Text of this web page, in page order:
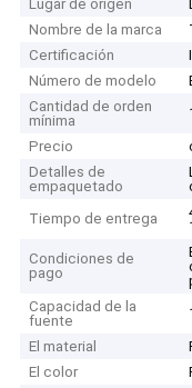
Lugar de origen
Nombre de la marca
Certificación
Número de modelo
Cantidad de orden
mínima
Precio
Detalles de
empaquetado
Tiempo de entrega
Condiciones de
pago
Capacidad de la
fuente
El material
El color